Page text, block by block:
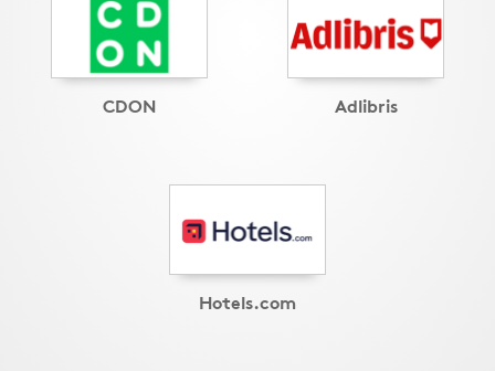
CDON Adlibris
Hotels.com